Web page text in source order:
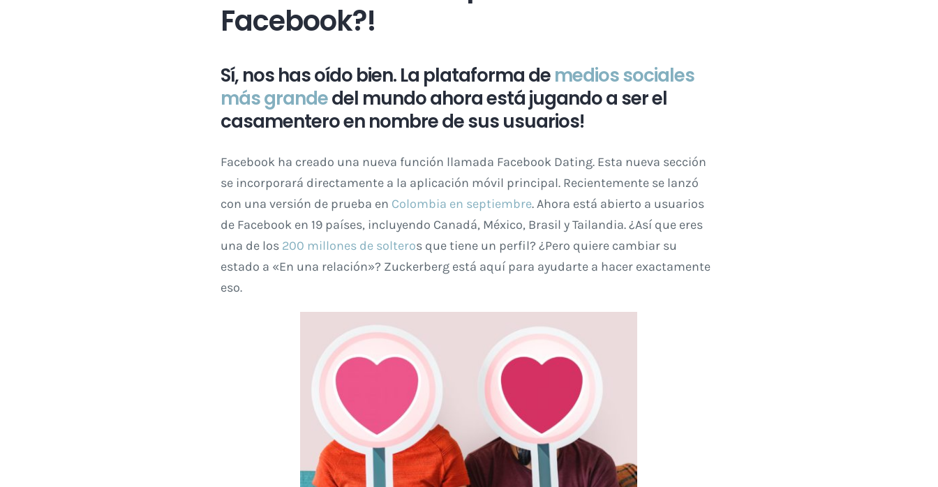
Facebook?!
Sí, nos has oído bien. La plataforma demedios sociales
más grandedel mundo ahora está jugando a ser el
casamentero en nombre de sus usuarios!
Facebook ha creado una nueva función llamada Facebook Dating. Esta nueva sección
se incorporará directamente a la aplicación móvil principal. Recientemente se lanzó
con una versión de prueba en Colombia en septiembre. Ahora está abierto a usuarios
de Facebook en 19 países, incluyendo Canadá, México, Brasil y Tailandia. ¿Así que eres
una de los 200 millones de solteros que tiene un perfil? ¿Pero quiere cambiar su
estado a «En una relación»? Zuckerberg está aquí para ayudarte a hacer exactamente
eso.